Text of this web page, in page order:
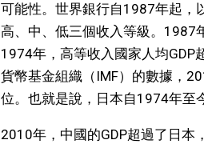
可能性。世界銀行自1987年起，
高、中、低三個收入等級。1987
1974年，高等收入國家人均GDP
貨幣基金組織（IMF）的數據，
位。也就是說，日本自1974年至
2010年，中國的GDP超過了日本